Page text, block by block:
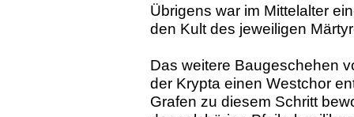
Übrigens war im Mittelalter
den Kult des jeweiligen
Das weitere Baugeschehen
der Krypta einen Westchor
Grafen zu diesem Schritt